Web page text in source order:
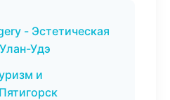
- Эстетическая
Удэ
и